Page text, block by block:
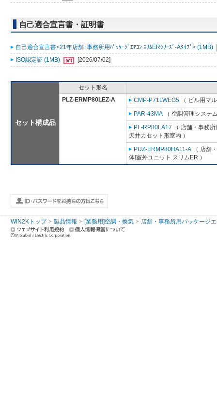
自己適合宣言書・証明書
自己適合宣言書<21年店舗･事務所用ﾊﾟｯｹｰｼﾞｴｱｺﾝ ｽﾘﾑERｼﾘｰｽﾞ-Aﾀｲﾌﾟ> (1MB)
ISO認定証 (1MB)
[2026/07/02]
セット構成品
セット形名
PLZ-ERMP80LEZ-A
CMP-P71LWEG5 （ ビル用マ
PAR-43MA （ 空調管理システ
PL-RP80LA17 （ 店舗・事務
天井カセット形室内 ）
PUZ-ERMP80HA11-A （ 店舗
体]室外ユニット スリムER ）
WIN2Kトップ 製品情報 [業務用]空調・換気 店舗・事務所用パッケージ